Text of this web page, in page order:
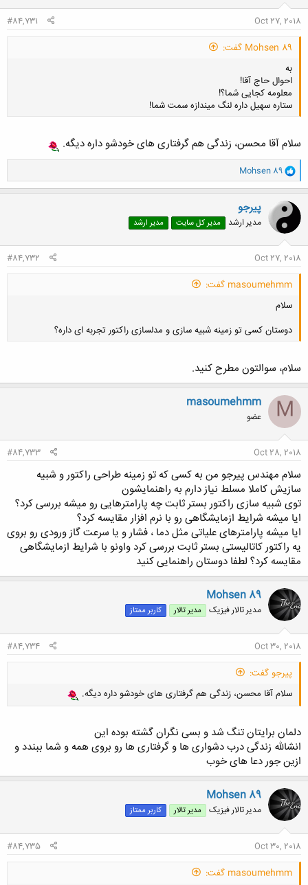
Oct 27, 2018
#84,731
Mohsen 89 گفت:
به
احوال حاج آقا!
معلومه کجایی شما؟!
ستاره سهیل داره لنگ میندازه سمت شما!
کلیک کنید تا باز شود...
سلام آقا محسن، زندگی هم گرفتاری های خودشو داره دیگه.
و
ا
ک
ن
ش
ه
ا
Mohsen 89
پیرجو
مدیر ارشد مدیر کل سایت مدیر ارشد
Oct 27, 2018
#84,732
masoumehmm گفت:
سلام
دوستان کسی تو زمینه شبیه سازی و مدلسازی راکتور تجربه ای داره؟
کلیک کنید تا باز شود...
سلام، سوالتون مطرح کنید.
M
masoumehmm
عضو
Oct 28, 2018
#84,733
سلام مهندس پیرجو من به کسی که تو زمینه طراحی راکتور و شبیه
سازیش کاملا مسلط نیاز دارم به راهنمایشون
توی شبیه سازی راکتور بستر ثابت چه پارامترهایی رو میشه بررسی کرد؟
ایا میشه شرایط ازمایشگاهی رو با نرم افزار مقایسه کرد؟
ایا میشه پارامترهای علیاتی مثل دما ، فشار و یا سرعت گاز ورودی رو بروی
یه راکتور کاتالیستی بستر ثابت بررسی کرد واونو با شرایط ازمایشگاهی
مقایسه کرد؟ لطفا دوستان راهنمایی کنید
Mohsen 89
مدیر تالار فیزیک مدیر تالار کاربر ممتاز
Oct 30, 2018
#84,734
پیرجو گفت:
سلام آقا محسن، زندگی هم گرفتاری های خودشو داره دیگه.
دلمان برایتان تنگ شد و بسی نگران گشته بوده این
انشالله زندگی درب دشواری ها و گرفتاری ها رو بروی همه و شما ببندد و
ازین جور دعا های خوب
Mohsen 89
مدیر تالار فیزیک مدیر تالار کاربر ممتاز
Oct 30, 2018
#84,735
masoumehmm گفت: